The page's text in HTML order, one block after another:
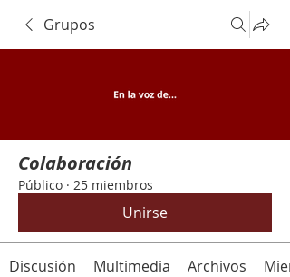
Grupos
Colaboración
Público · 25 miembros
Unirse
Discusión Multimedia Archivos